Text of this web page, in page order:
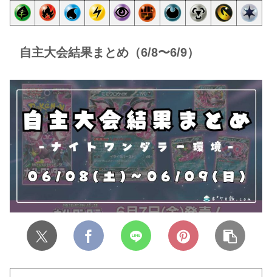
自主大会結果まとめ（6/8〜6/9）